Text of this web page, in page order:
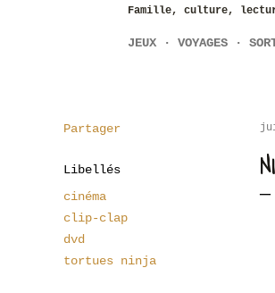
Famille, culture,
JEUX VOYAGES
Partager
Libellés
cinéma
clip-clap
dvd
tortues ninja